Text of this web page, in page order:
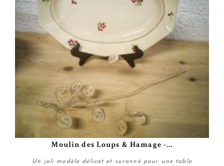
Moulin des Loups & Hamage -...
Un joli modèle délicat et suranné pour une table